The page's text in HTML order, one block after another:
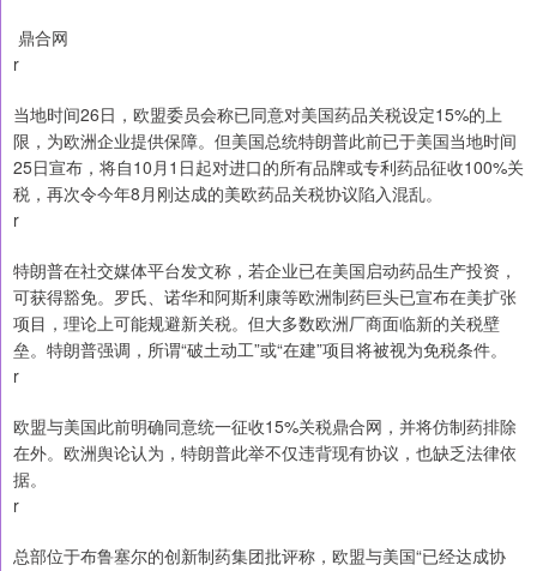
鼎合网
r
当地时间26日，欧盟委员会称已同意对美国药品关税设定15%的上
限，为欧洲企业提供保障。但美国总统特朗普此前已于美国当地时间
25日宣布，将自10月1日起对进口的所有品牌或专利药品征收100%关
税，再次令今年8月刚达成的美欧药品关税协议陷入混乱。
r
特朗普在社交媒体平台发文称，若企业已在美国启动药品生产投资，
可获得豁免。罗氏、诺华和阿斯利康等欧洲制药巨头已宣布在美扩张
项目，理论上可能规避新关税。但大多数欧洲厂商面临新的关税壁
垒。特朗普强调，所谓“破土动工”或“在建”项目将被视为免税条件。
r
欧盟与美国此前明确同意统一征收15%关税鼎合网，并将仿制药排除
在外。欧洲舆论认为，特朗普此举不仅违背现有协议，也缺乏法律依
据。
r
总部位于布鲁塞尔的创新制药集团批评称，欧盟与美国“已经达成协